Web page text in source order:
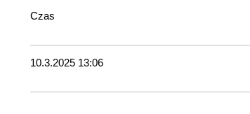
Czas
10.3.2025 13:06